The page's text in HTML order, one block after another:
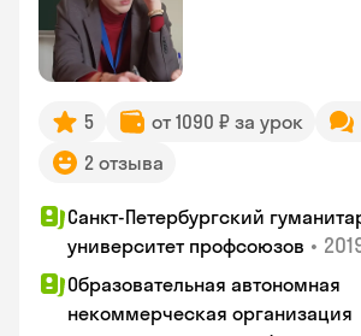
5 от 1090 ₽ за урок
2 отзыва
Санкт-Петербургский
университет профсоюзов •
Образовательная автономная
некоммерческая организация